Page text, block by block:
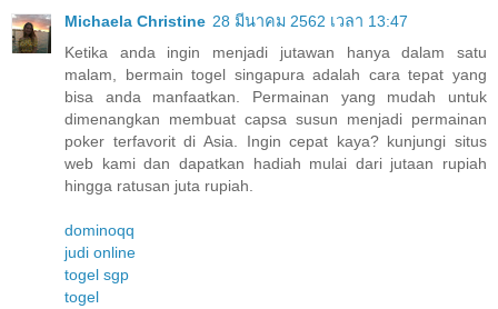
Michaela Christine 28 มีนาคม 2562 เวลา 13:47
Ketika anda ingin menjadi jutawan hanya dalam satu
malam, bermain togel singapura adalah cara tepat yang
bisa anda manfaatkan. Permainan yang mudah untuk
dimenangkan membuat capsa susun menjadi permainan
poker terfavorit di Asia. Ingin cepat kaya? kunjungi situs
web kami dan dapatkan hadiah mulai dari jutaan rupiah
hingga ratusan juta rupiah.
dominoqq
judi online
togel sgp
togel